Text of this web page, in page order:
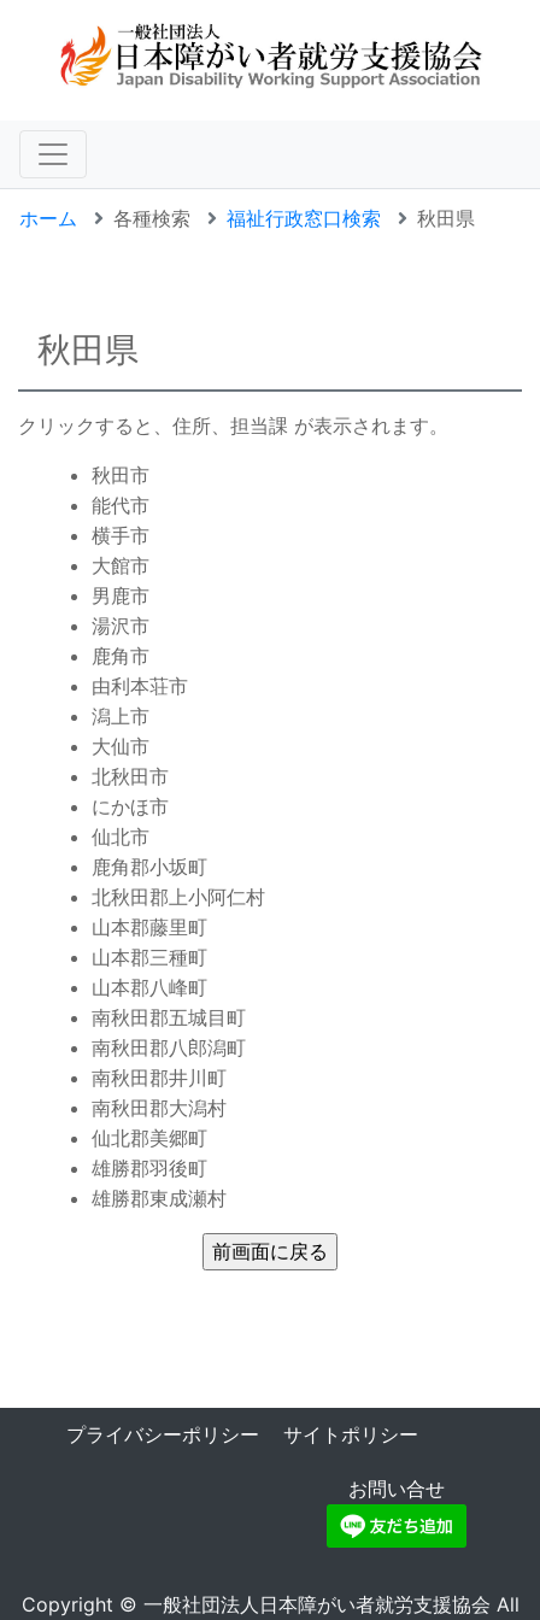
ホーム 各種検索 福祉行政窓口検索 秋田県
秋田県
クリックすると、住所、担当課 が表示されます。
秋田市
能代市
横手市
大館市
男鹿市
湯沢市
鹿角市
由利本荘市
潟上市
大仙市
北秋田市
にかほ市
仙北市
鹿角郡小坂町
北秋田郡上小阿仁村
山本郡藤里町
山本郡三種町
山本郡八峰町
南秋田郡五城目町
南秋田郡八郎潟町
南秋田郡井川町
南秋田郡大潟村
仙北郡美郷町
雄勝郡羽後町
雄勝郡東成瀬村
プライバシーポリシー サイトポリシー
お問い合せ
Copyright © 一般社団法人日本障がい者就労支援協会 All